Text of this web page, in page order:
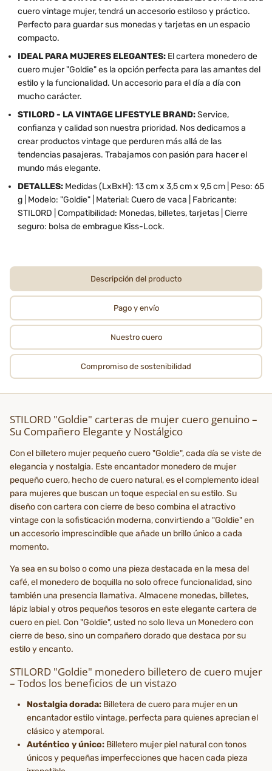
cuero vintage mujer, tendrá un accesorio estiloso y práctico.
Perfecto para guardar sus monedas y tarjetas en un espacio
compacto.
IDEAL PARA MUJERES ELEGANTES: El cartera monedero de
cuero mujer "Goldie" es la opción perfecta para las amantes del
estilo y la funcionalidad. Un accesorio para el día a día con
mucho carácter.
STILORD - LA VINTAGE LIFESTYLE BRAND:Service,
confianza y calidad son nuestra prioridad. Nos dedicamos a
crear productos vintage que perduren más allá de las
tendencias pasajeras. Trabajamos con pasión para hacer el
mundo más elegante.
DETALLES: Medidas (LxBxH): 13 cm x 3,5 cm x 9,5 cm | Peso: 65
g | Modelo: "Goldie" | Material: Cuero de vaca | Fabricante:
STILORD | Compatibilidad: Monedas, billetes, tarjetas | Cierre
seguro: bolsa de embrague Kiss-Lock.
Descripción del producto
Pago y envío
Nuestro cuero
Compromiso de sostenibilidad
STILORD "Goldie" carteras de mujer cuero genuino –
Su Compañero Elegante y Nostálgico
Con el billetero mujer pequeño cuero "Goldie", cada día se viste de
elegancia y nostalgia. Este encantador monedero de mujer
pequeño cuero, hecho de cuero natural, es el complemento ideal
para mujeres que buscan un toque especial en su estilo. Su
diseño con cartera con cierre de beso combina el atractivo
vintage con la sofisticación moderna, convirtiendo a "Goldie" en
un accesorio imprescindible que añade un brillo único a cada
momento.
Ya sea en su bolso o como una pieza destacada en la mesa del
café, el monedero de boquilla no solo ofrece funcionalidad, sino
también una presencia llamativa. Almacene monedas, billetes,
lápiz labial y otros pequeños tesoros en este elegante cartera de
cuero en piel. Con "Goldie", usted no solo lleva un Monedero con
cierre de beso, sino un compañero dorado que destaca por su
estilo y encanto.
STILORD "Goldie" monedero billetero de cuero mujer
– Todos los beneficios de un vistazo
Nostalgia dorada: Billetera de cuero para mujer en un
encantador estilo vintage, perfecta para quienes aprecian el
clásico y atemporal.
Auténtico y único: Billetero mujer piel natural con tonos
únicos y pequeñas imperfecciones que hacen cada pieza